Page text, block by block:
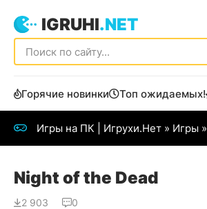
IGRUHI.NET
Горячие новинки Топ ожидаемых!
Игры на ПК | Игрухи.Нет » Игры »
Night of the Dead
2 903 0